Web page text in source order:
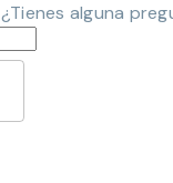
¿Tienes alguna